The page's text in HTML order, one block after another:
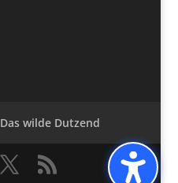
Das wilde Dutzend